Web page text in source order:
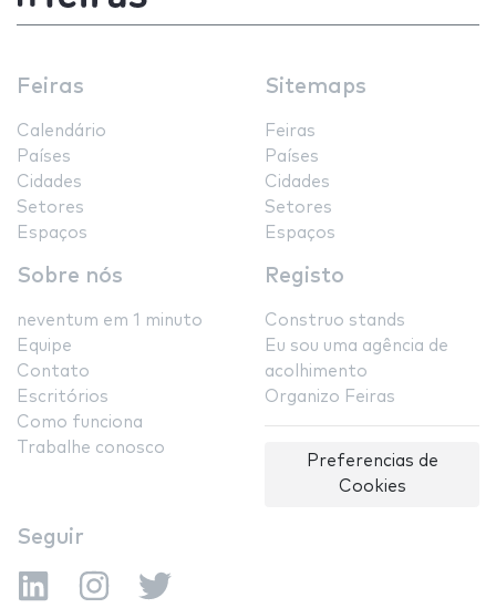
Feiras
Calendário
Países
Cidades
Setores
Espaços
Sitemaps
Feiras
Países
Cidades
Setores
Espaços
Sobre nós
neventum em 1 minuto
Equipe
Contato
Escritórios
Como funciona
Trabalhe conosco
Registo
Construo stands
Eu sou uma agência de
acolhimento
Organizo Feiras
Preferencias de
Cookies
Seguir